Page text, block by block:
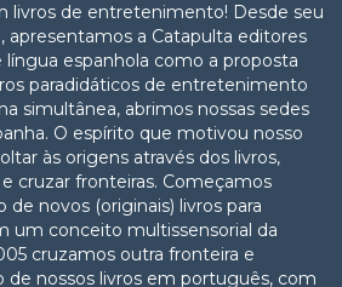
livros de entretenimento! Desde seu
apresentamos a Catapulta editores
espanhola como a proposta
paradidáticos de entretenimento
simultânea, abrimos nossas sedes
O espírito que motivou nosso
às origens através dos livros,
cruzar fronteiras. Começamos
de novos (originais) livros para
um conceito multissensorial da
cruzamos outra fronteira e
de nossos livros em português, com